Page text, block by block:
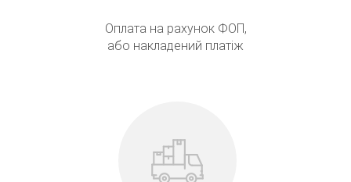
Оплата на рахунок ФОП,
або накладений платіж